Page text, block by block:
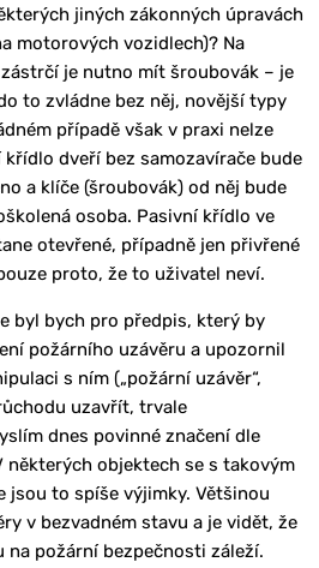
jiných zákonných úpravách
motorových vozidlech)? Na
je nutno mít šroubovák – je
to zvládne bez něj, novější typy
případě však v praxi nelze
dveří bez samozavírače bude
a klíče (šroubovák) od něj bude
osoba. Pasivní křídlo ve
otevřené, případně jen přivřené
proto, že to uživatel neví.
byl bych pro předpis, který by
požárního uzávěru a upozornil
s ním („požární uzávěr“,
uzavřít, trvale
dnes povinné značení dle
některých objektech se s takovým
jsou to spíše výjimky. Většinou
v bezvadném stavu a je vidět, že
na požární bezpečnosti záleží.